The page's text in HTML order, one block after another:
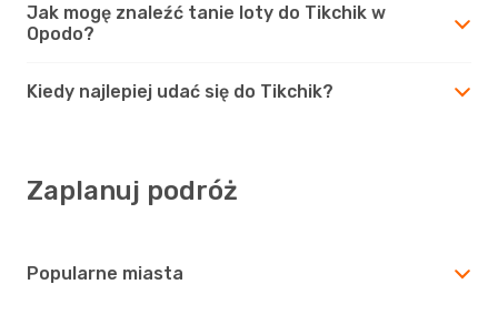
Jak mogę znaleźć tanie loty do Tikchik w
Opodo?
Kiedy najlepiej udać się do Tikchik?
Zaplanuj podróż
Popularne miasta